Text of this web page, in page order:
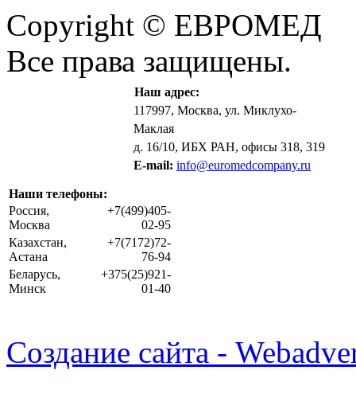
Copyright © ЕВРОМЕД
Все права защищены.
Наш адрес:
117997, Москва, ул. Миклухо-
Маклая
д. 16/10, ИБХ РАН, офисы 318, 319
E-mail: info@euromedcompany.ru
Наши телефоны:
Россия,
Москва
+7(499)405-
02-95
Казахстан,
Астана
+7(7172)72-
76-94
Беларусь,
Минск
+375(25)921-
01-40
Создание сайта -